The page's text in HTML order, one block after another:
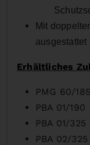
Mit
ausgestattet
Erhältliches
PMG 60/185
PBA 01/190
PBA 01/325
PBA 02/325